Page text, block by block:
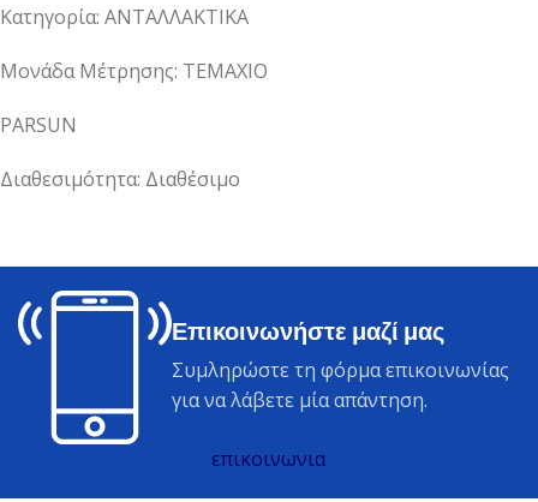
Κατηγορία: ΑΝΤΑΛΛΑΚΤΙΚΑ
Μονάδα Μέτρησης: ΤΕΜΑΧΙΟ
PARSUN
Διαθεσιμότητα: Διαθέσιμο
Επικοινωνήστε μαζί μας
Συμληρώστε τη φόρμα επικοινωνίας
για να λάβετε μία απάντηση.
επικοινωνια